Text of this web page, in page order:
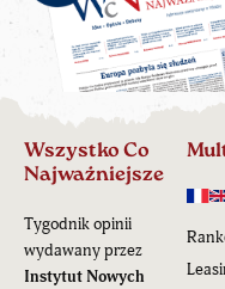
Wszystko Co
Najważniejsze
Tygodnik opinii
wydawany przez
Instytut Nowych